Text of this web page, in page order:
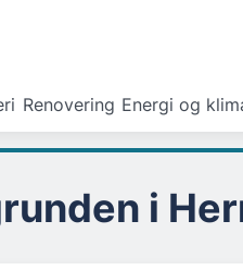
Renovering Energi og
i